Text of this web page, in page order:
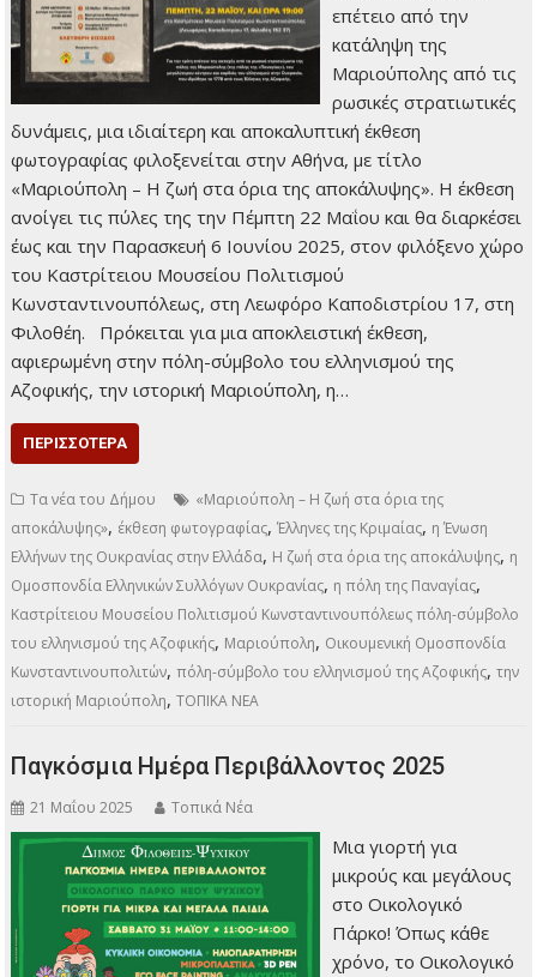
επέτειο από την
κατάληψη της
Μαριούπολης από τις
ρωσικές στρατιωτικές
δυνάμεις, μια ιδιαίτερη και αποκαλυπτική έκθεση
φωτογραφίας φιλοξενείται στην Αθήνα, με τίτλο
«Μαριούπολη – Η ζωή στα όρια της αποκάλυψης». Η έκθεση
ανοίγει τις πύλες της την Πέμπτη 22 Μαΐου και θα διαρκέσει
έως και την Παρασκευή 6 Ιουνίου 2025, στον φιλόξενο χώρο
του Καστρίτειου Μουσείου Πολιτισμού
Κωνσταντινουπόλεως, στη Λεωφόρο Καποδιστρίου 17, στη
Φιλοθέη. Πρόκειται για μια αποκλειστική έκθεση,
αφιερωμένη στην πόλη-σύμβολο του ελληνισμού της
Αζοφικής, την ιστορική Μαριούπολη, η…
ΠΕΡΙΣΣΌΤΕΡΑ
Τα νέα του Δήμου
«Μαριούπολη – Η ζωή στα όρια της
αποκάλυψης», έκθεση φωτογραφίας,Έλληνες της Κριμαίας, η Ένωση
Ελλήνων της Ουκρανίας στην Ελλάδα, Η ζωή στα όρια της αποκάλυψης, η
Ομοσπονδία Ελληνικών Συλλόγων Ουκρανίας, η πόλη της Παναγίας,
Καστρίτειου Μουσείου Πολιτισμού Κωνσταντινουπόλεως πόλη-σύμβολο
του ελληνισμού της Αζοφικής, Μαριούπολη, Οικουμενική Ομοσπονδία
Κωνσταντινουπολιτών,πόλη-σύμβολο του ελληνισμού της Αζοφικής,την
ιστορική Μαριούπολη,ΤΟΠΙΚΑ ΝΕΑ
Παγκόσμια Ημέρα Περιβάλλοντος 2025
21 Μαΐου 2025 Τοπικά Νέα
Μια γιορτή για
μικρούς και μεγάλους
στο Οικολογικό
Πάρκο! Όπως κάθε
χρόνο, το Οικολογικό